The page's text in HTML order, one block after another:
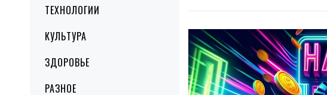
ТЕХНОЛОГИИ
КУЛЬТУРА
ЗДОРОВЬЕ
РАЗНОЕ